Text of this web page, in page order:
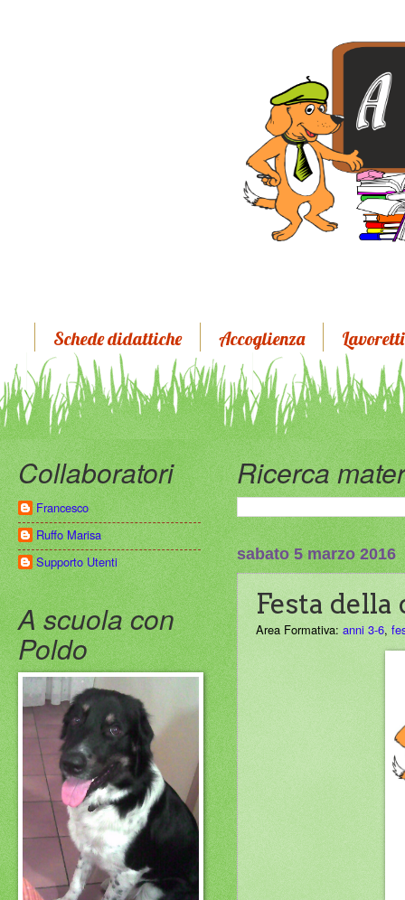
Schede didattiche Accoglienza Lavoretti
Ricerca
sabato 5 marzo 2016
Festa della
Area Formativa: anni 3-6,
Collaboratori
Francesco
Ruffo Marisa
Supporto Utenti
A scuola con
Poldo